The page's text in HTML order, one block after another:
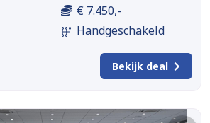
€ 7.450,-
Handgeschakeld
Bekijk deal